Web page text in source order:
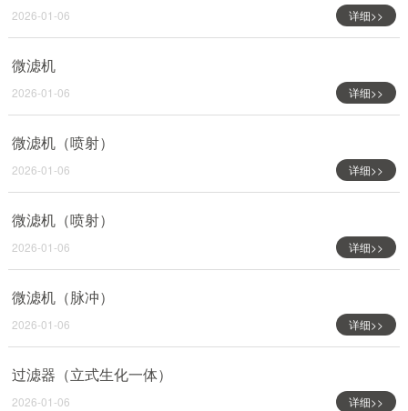
2026-01-06 详细>>
微滤机
2026-01-06 详细>>
微滤机（喷射）
2026-01-06 详细>>
微滤机（喷射）
2026-01-06 详细>>
微滤机（脉冲）
2026-01-06 详细>>
过滤器（立式生化一体）
2026-01-06 详细>>